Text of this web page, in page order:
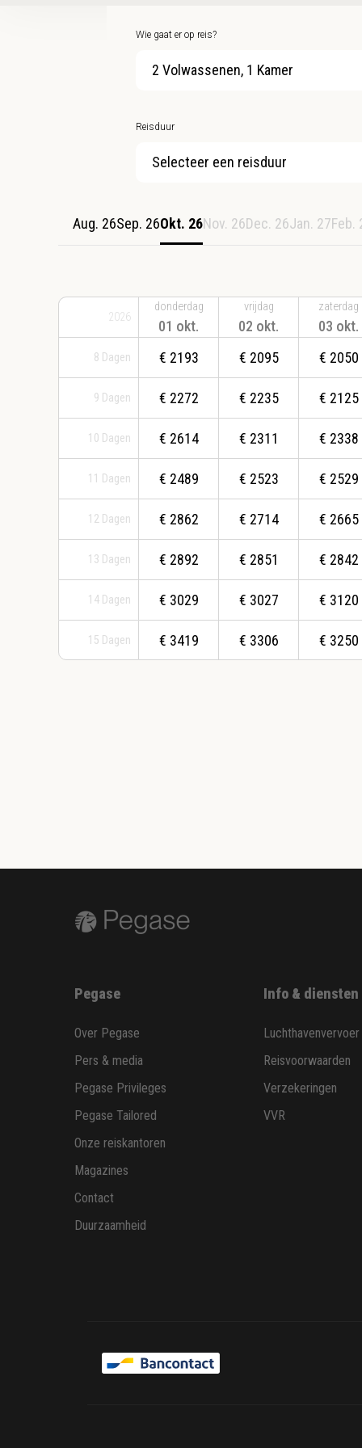
Wie gaat er op reis?
2 Volwassenen, 1 Kamer
Reisduur
Selecteer een reisduur
Aug. 26Sep. 26Okt. 26Nov. 26Dec. 26Jan. 27Feb.
2026
8 Dagen
9 Dagen
10 Dagen
11 Dagen
12 Dagen
13 Dagen
14 Dagen
15 Dagen
donderdag
01 okt.
€ 2193
€ 2272
€ 2614
€ 2489
€ 2862
€ 2892
€ 3029
€ 3419
vrijdag
02 okt.
€ 2095
€ 2235
€ 2311
€ 2523
€ 2714
€ 2851
€ 3027
€ 3306
zaterdag
03 okt.
€ 2050
€ 2125
€ 2338
€ 2529
€ 2665
€ 2842
€ 3120
€ 3250
Pegase
Over Pegase
Pers & media
Pegase Privileges
Pegase Tailored
Onze reiskantoren
Magazines
Contact
Duurzaamheid
Info & diensten
Luchthavenvervoer
Reisvoorwaarden
Verzekeringen
VVR